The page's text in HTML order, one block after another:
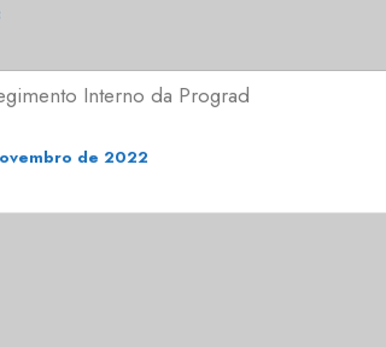
Interno da Prograd
de 2022